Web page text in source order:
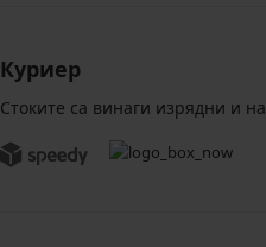
Куриер
Стоките са винаги изрядни и